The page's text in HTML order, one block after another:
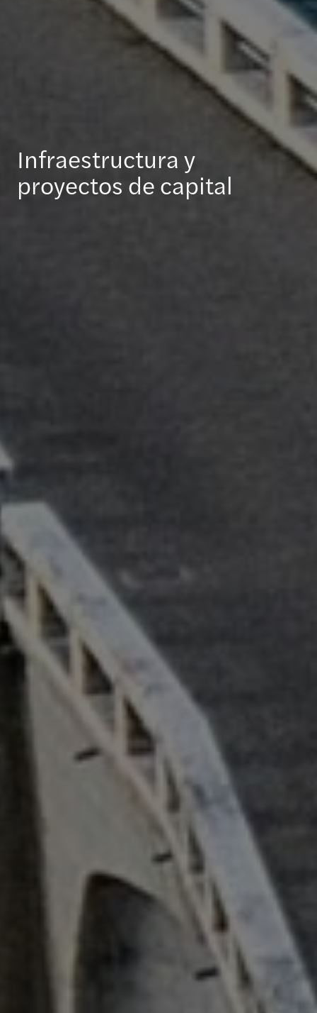
Infraestructura y
proyectos de capital